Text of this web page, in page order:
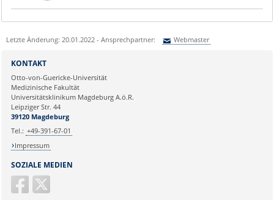
Letzte Änderung: 20.01.2022 - Ansprechpartner: Webmaster
Ihre E-Mailadresse:
Ihr Anliegen:
SOZIALE MEDIEN
KONTAKT
Otto-von-Guericke-Universität
Medizinische Fakultät
Universitätsklinikum Magdeburg A.ö.R.
Leipziger Str. 44
39120 Magdeburg
Tel.: +49-391-67-01
Impressum